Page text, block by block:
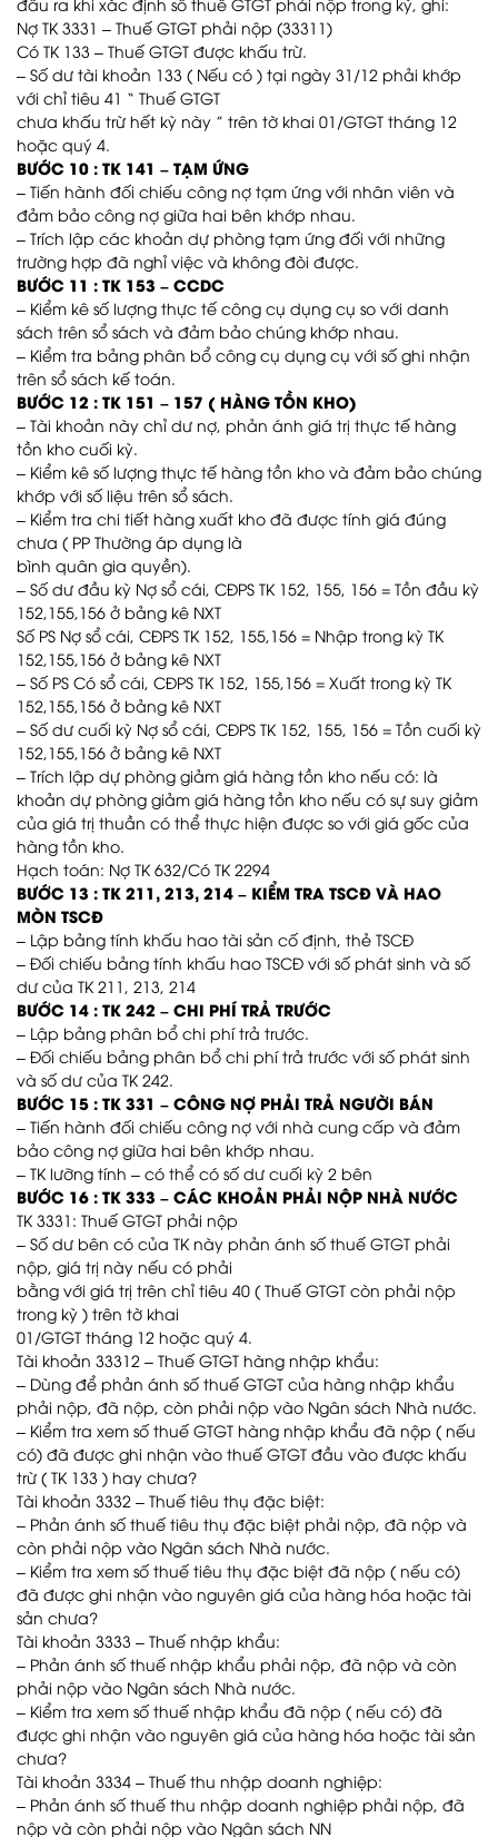
Nợ TK 3331 – Thuế GTGT phải nộp (33311)
Có TK 133 – Thuế GTGT được khấu trừ.
– Số dư tài khoản 133 ( Nếu có ) tại ngày 31/12 phải khớp
với chỉ tiêu 41 “ Thuế GTGT
chưa khấu trừ hết kỳ này ” trên tờ khai 01/GTGT tháng 12
hoặc quý 4.
BƯỚC 10 : TK 141 – TẠM ỨNG
– Tiến hành đối chiếu công nợ tạm ứng với nhân viên và
đảm bảo công nợ giữa hai bên khớp nhau.
– Trích lập các khoản dự phòng tạm ứng đối với những
trường hợp đã nghỉ việc và không đòi được.
BƯỚC 11 : TK 153 – CCDC
– Kiểm kê số lượng thực tế công cụ dụng cụ so với danh
sách trên sổ sách và đảm bảo chúng khớp nhau.
– Kiểm tra bảng phân bổ công cụ dụng cụ với số ghi nhận
trên sổ sách kế toán.
BƯỚC 12 : TK 151 – 157 ( HÀNG TỒN KHO)
– Tài khoản này chỉ dư nợ, phản ánh giá trị thực tế hàng
tồn kho cuối kỳ.
– Kiểm kê số lượng thực tế hàng tồn kho và đảm bảo chúng
khớp với số liệu trên sổ sách.
– Kiểm tra chi tiết hàng xuất kho đã được tính giá đúng
chưa ( PP Thường áp dụng là
bình quân gia quyền).
– Số dư đầu kỳ Nợ sổ cái, CĐPS TK 152, 155, 156 = Tồn đầu kỳ
152,155,156 ở bảng kê NXT
Số PS Nợ sổ cái, CĐPS TK 152, 155,156 = Nhập trong kỳ TK
152,155,156 ở bảng kê NXT
– Số PS Có sổ cái, CĐPS TK 152, 155,156 = Xuất trong kỳ TK
152,155,156 ở bảng kê NXT
– Số dư cuối kỳ Nợ sổ cái, CĐPS TK 152, 155, 156 = Tồn cuối kỳ
152,155,156 ở bảng kê NXT
– Trích lập dự phòng giảm giá hàng tồn kho nếu có: là
khoản dự phòng giảm giá hàng tồn kho nếu có sự suy giảm
của giá trị thuần có thể thực hiện được so với giá gốc của
hàng tồn kho.
Hạch toán: Nợ TK 632/Có TK 2294
BƯỚC 13 : TK 211, 213, 214 – KIỂM TRA TSCĐ VÀ HAO
MÒN TSCĐ
– Lập bảng tính khấu hao tài sản cố định, thẻ TSCĐ
– Đối chiếu bảng tính khấu hao TSCĐ với số phát sinh và số
dư của TK 211, 213, 214
BƯỚC 14 : TK 242 – CHI PHÍ TRẢ TRƯỚC
– Lập bảng phân bổ chi phí trả trước.
– Đối chiếu bảng phân bổ chi phí trả trước với số phát sinh
và số dư của TK 242.
BƯỚC 15 : TK 331 – CÔNG NỢ PHẢI TRẢ NGƯỜI BÁN
– Tiến hành đối chiếu công nợ với nhà cung cấp và đảm
bảo công nợ giữa hai bên khớp nhau.
– TK lưỡng tính – có thể có số dư cuối kỳ 2 bên
BƯỚC 16 : TK 333 – CÁC KHOẢN PHẢI NỘP NHÀ NƯỚC
TK 3331: Thuế GTGT phải nộp
– Số dư bên có của TK này phản ánh số thuế GTGT phải
nộp, giá trị này nếu có phải
bằng với giá trị trên chỉ tiêu 40 ( Thuế GTGT còn phải nộp
trong kỳ ) trên tờ khai
01/GTGT tháng 12 hoặc quý 4.
Tài khoản 33312 – Thuế GTGT hàng nhập khẩu:
– Dùng để phản ánh số thuế GTGT của hàng nhập khẩu
phải nộp, đã nộp, còn phải nộp vào Ngân sách Nhà nước.
– Kiểm tra xem số thuế GTGT hàng nhập khẩu đã nộp ( nếu
có) đã được ghi nhận vào thuế GTGT đầu vào được khấu
trừ ( TK 133 ) hay chưa?
Tài khoản 3332 – Thuế tiêu thụ đặc biệt:
– Phản ánh số thuế tiêu thụ đặc biệt phải nộp, đã nộp và
còn phải nộp vào Ngân sách Nhà nước.
– Kiểm tra xem số thuế tiêu thụ đặc biệt đã nộp ( nếu có)
đã được ghi nhận vào nguyên giá của hàng hóa hoặc tài
sản chưa?
Tài khoản 3333 – Thuế nhập khẩu:
– Phản ánh số thuế nhập khẩu phải nộp, đã nộp và còn
phải nộp vào Ngân sách Nhà nước.
– Kiểm tra xem số thuế nhập khẩu đã nộp ( nếu có) đã
được ghi nhận vào nguyên giá của hàng hóa hoặc tài sản
chưa?
Tài khoản 3334 – Thuế thu nhập doanh nghiệp:
– Phản ánh số thuế thu nhập doanh nghiệp phải nộp, đã
nộp và còn phải nộp vào Ngân sách NN